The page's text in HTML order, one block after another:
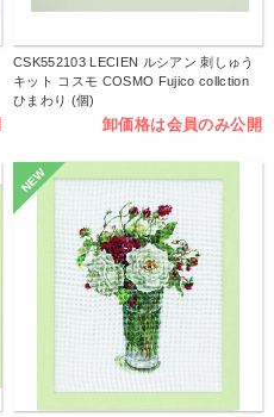
CSK552103 LECIEN ルシアン 刺しゅう
キット コスモ COSMO Fujico collction
ひまわり (個)
卸価格は会員のみ公開
NEW